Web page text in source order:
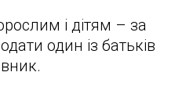
і дітям – за
один із батьків